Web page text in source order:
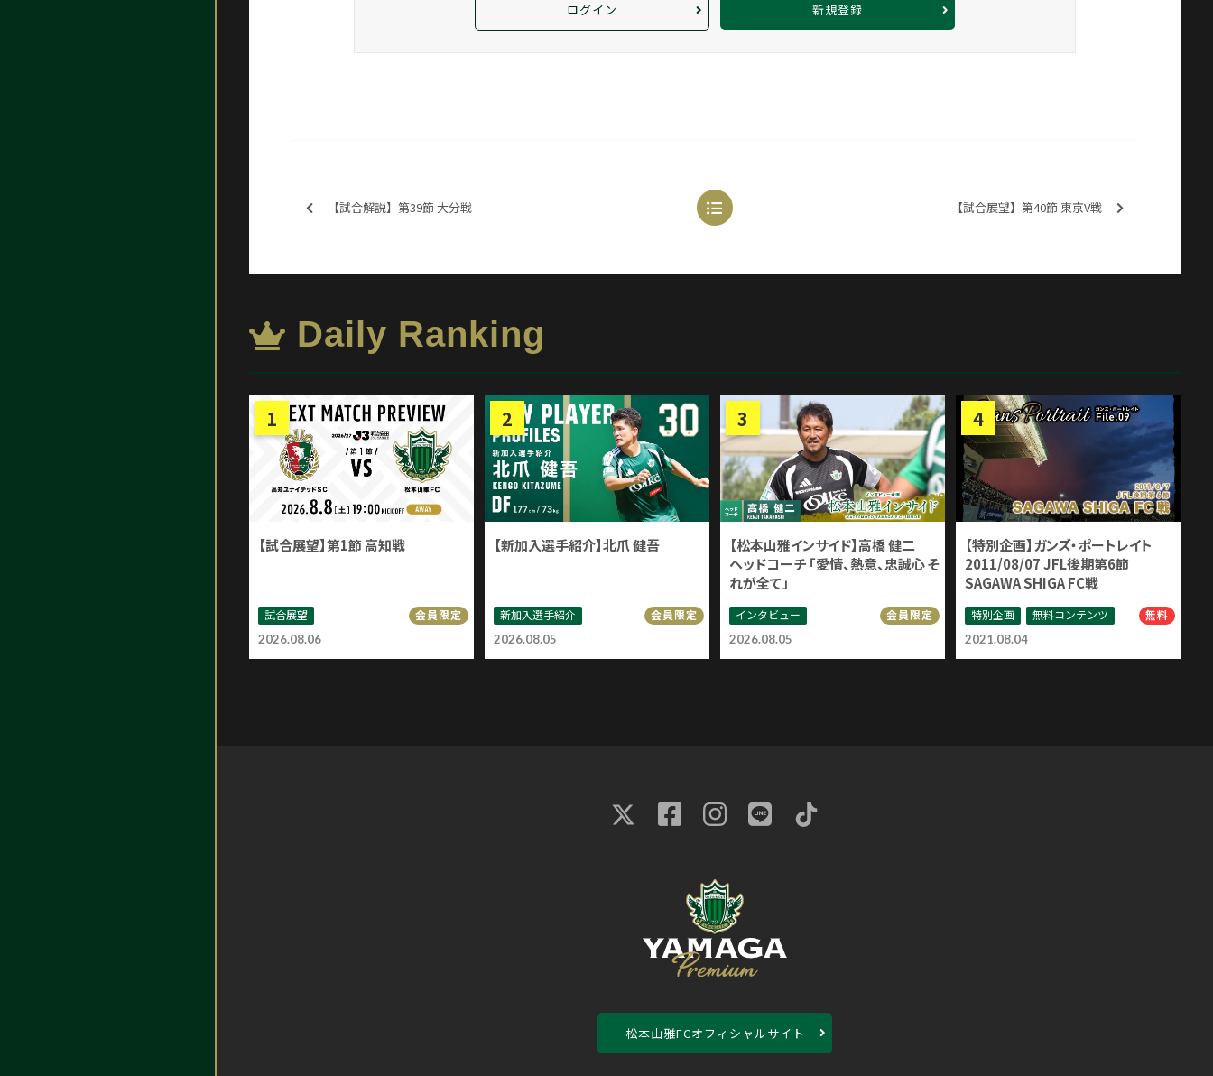
ログイン 新規登録
【試合解説】第39節 大分戦 【試合展望】第40節 東京V戦
Daily Ranking
2026.08.06
【試合展望】第1節 高知戦
試合展望 会員限定
2026.08.05
【新加入選手紹介】北爪 健吾
新加入選手紹介 会員限定
2026.08.05
【松本山雅インサイド】高橋 健二
ヘッドコーチ 「愛情、熱意、忠誠心 そ
れが全て」
インタビュー 会員限定
2021.08.04
【特別企画】ガンズ・ポートレイト
2011/08/07 JFL後期第6節
SAGAWA SHIGA FC戦
特別企画 無料コンテンツ 無料
松本山雅FCオフィシャルサイト